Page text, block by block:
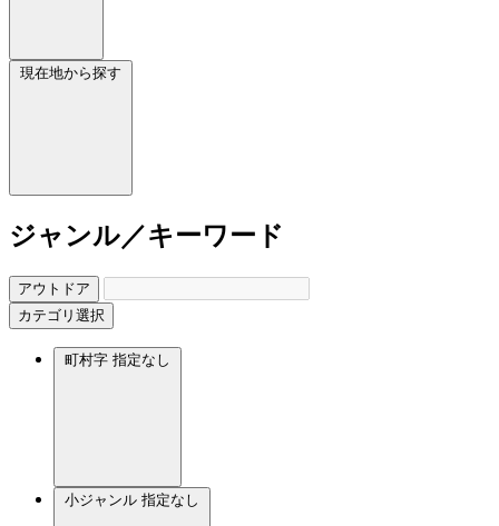
現在地から探す
ジャンル／キーワード
アウトドア
カテゴリ選択
町村字 指定なし
小ジャンル 指定なし